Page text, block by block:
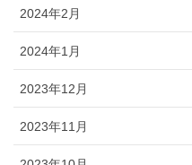
2024年2月
2024年1月
2023年12月
2023年11月